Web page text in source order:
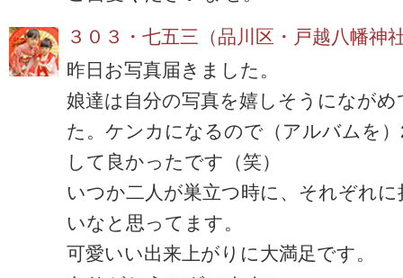
３０３・七五三（品川区・戸越八幡神
昨日お写真届きました。
娘達は自分の写真を嬉しそうにながめ
た。 ケンカになるので（アルバムを）
して良かったです（笑）
いつか二人が巣立つ時に、それぞれ
いなと思ってます。
可愛いい出来上がりに大満足です。